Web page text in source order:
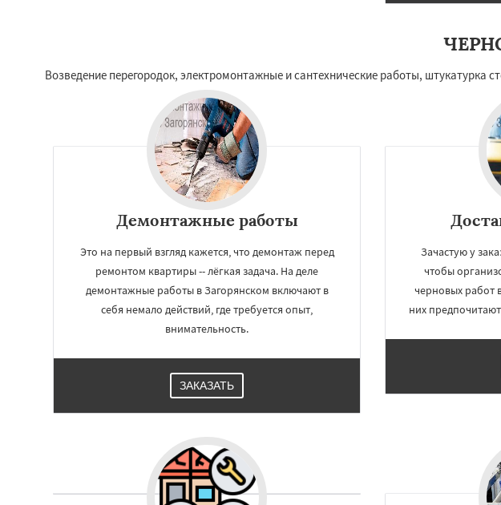
Возведение перегородок, электромонтажные и сантехнические работы, штукатурка
Демонтажные работы
Это на первый взгляд кажется, что демонтаж перед
ремонтом квартиры -- лёгкая задача. На деле
демонтажные работы в Загорянском включают в
себя немало действий, где требуется опыт,
внимательность.
ЗАКАЗАТЬ
Зачастую у
чтобы
черновых работ
них